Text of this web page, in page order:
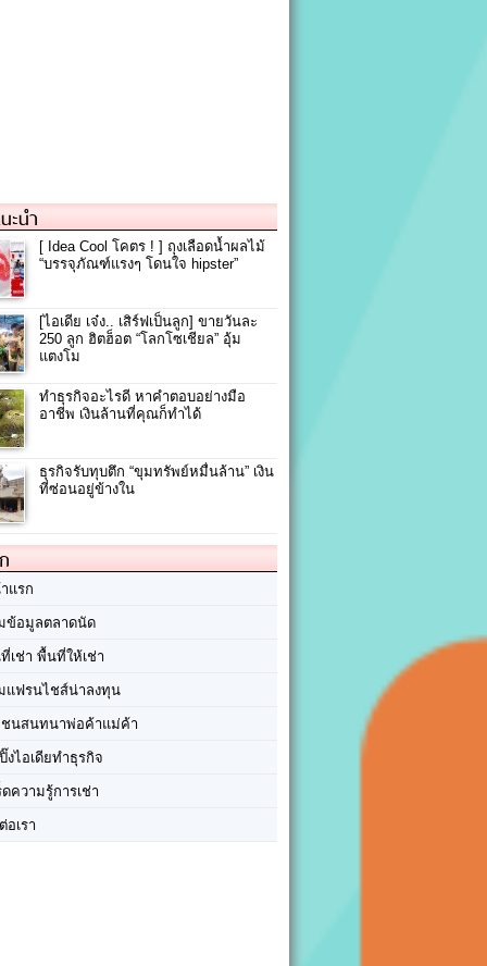
ะนำ
[ Idea Cool โคตร ! ] ถุงเลือดน้ำผลไม้
“บรรจุภัณฑ์แรงๆ โดนใจ hipster”
[ไอเดีย เจ๋ง.. เสิร์ฟเป็นลูก] ขายวันละ
250 ลูก ฮิตฮ็อต “โลกโซเชียล” อุ้ม
แตงโม
ทำธุรกิจอะไรดี หาคำตอบอย่างมือ
อาชีพ เงินล้านที่คุณก็ทำได้
ธุรกิจรับทุบตึก “ขุมทรัพย์หมื่นล้าน” เงิน
ที่ซ่อนอยู่ข้างใน
แรก
ข้อมูลตลาดนัด
เช่า พื้นที่ให้เช่า
แฟรนไชส์น่าลงทุน
นสนทนาพ่อค้าแม่ค้า
งไอเดียทำธุรกิจ
ดความรู้การเช่า
อเรา